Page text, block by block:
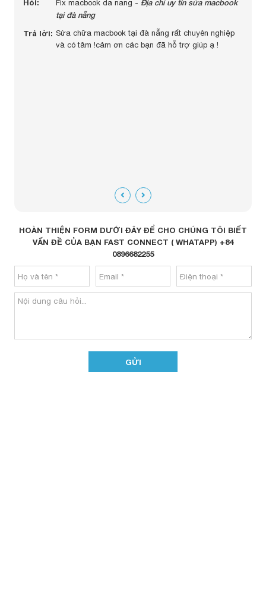
Hỏi: Fix macbook da nang - Địa chỉ uy tín sửa macbook
tại đà nẵng
Trả lời: Sửa chữa macbook tại đà nẵng rất chuyên nghiệp
và có tâm !cảm ơn các bạn đã hỗ trợ giúp ạ !
Hỏi:
macbook pro 2014 13 icnh của em bị chai pin thay
mấy tiền anh ? -
Trả lời: Dạ AD sẽ liên hệ bạn qua số điện thoại ạ ! cảm ơn
ban
HOÀN THIỆN FORM DƯỚI ĐÂY ĐỂ CHO CHÚNG TÔI BIẾT
VẤN ĐỀ CỦA BẠN FAST CONNECT ( WHATAPP) +84
0896682255